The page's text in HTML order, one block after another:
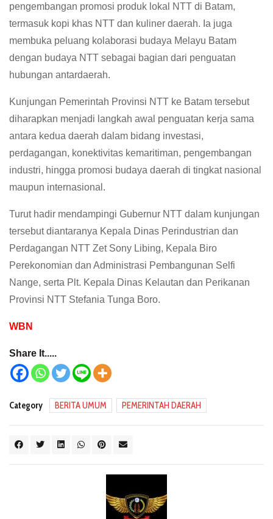
pengembangan promosi produk lokal NTT di Batam,
termasuk kopi khas NTT dan kuliner daerah. Ia juga
membuka peluang kolaborasi budaya Melayu Batam
dengan budaya NTT sebagai bagian dari penguatan
hubungan antardaerah.
Kunjungan Pemerintah Provinsi NTT ke Batam tersebut
diharapkan menjadi langkah awal penguatan kerja sama
antara kedua daerah dalam bidang investasi,
perdagangan, konektivitas kemaritiman, pengembangan
industri, hingga promosi budaya daerah di tingkat nasional
maupun internasional.
Turut hadir mendampingi Gubernur NTT dalam kunjungan
tersebut diantaranya Kepala Dinas Perindustrian dan
Perdagangan NTT Zet Sony Libing, Kepala Biro
Perekonomian dan Administrasi Pembangunan Selfi
Nange, serta Plt. Kepala Dinas Kelautan dan Perikanan
Provinsi NTT Stefania Tunga Boro.
WBN
Share It.....
Category BERITA UMUM PEMERINTAH DAERAH